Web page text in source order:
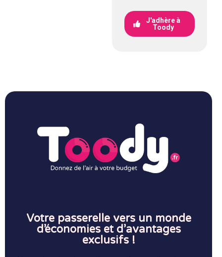
J'adhère à
Toody
Votre passerelle vers un monde
d’économies et d’avantages
exclusifs !